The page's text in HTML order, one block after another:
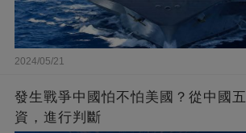
2024/05/21
發生戰爭中國怕不怕美國？從中國
資，進行判斷